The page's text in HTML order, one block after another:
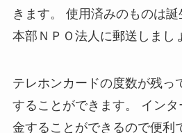
きます。
使用済みのものは
本部ＮＰＯ法人に郵送しまし
テレホンカードの度数が残っ
することができます。
イン
金することができるので便利